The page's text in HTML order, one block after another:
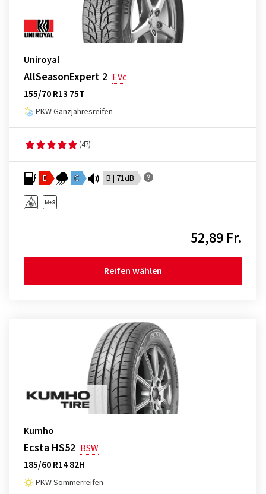
Uniroyal
AllSeasonExpert 2 EVc
155/70 R13 75T
PKW Ganzjahresreifen
(47)
E C B | 71dB
52,89 Fr.
Reifen wählen
Kumho
Ecsta HS52 BSW
185/60 R14 82H
PKW Sommerreifen